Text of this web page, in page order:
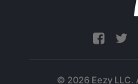
© 2026 Eezy